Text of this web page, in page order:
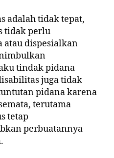
adalah tidak tepat,
tidak perlu
dispesialkan
tindak pidana
juga tidak
pidana karena
terutama
tetap
perbuatannya